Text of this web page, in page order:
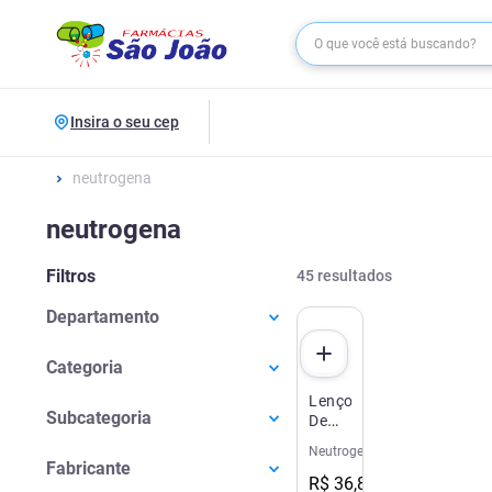
Insira o seu cep
neutrogena
neutrogena
Filtros
Departamento
Dermocosméticos
Categoria
Cuidados Com O Rosto
Subcategoria
Hidratante Corporal
Fabricante
45 resultados
Lenço
Demaquilante
Deep
Clean
Neutrogena
R$ 36,89